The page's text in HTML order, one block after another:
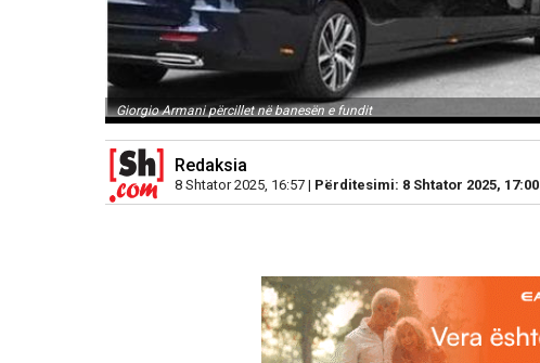
Giorgio Armani përcillet në banesën e fundit
Redaksia
8 Shtator 2025, 16:57 | Përditesimi: 8 Shtator 2025, 17:00